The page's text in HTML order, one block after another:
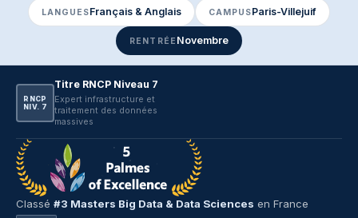
LANGUESFrançais & Anglais CAMPUSParis-Villejuif
RENTRÉE Novembre
RNCP
NIV. 7
Titre RNCP Niveau 7
Expert infrastructure et
traitement des données
massives
Classé #3 Masters Big Data & Data Sciences en France